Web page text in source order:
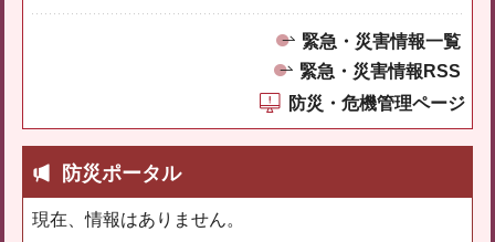
緊急・災害情報一覧
緊急・災害情報RSS
防災・危機管理ページ
防災ポータル
現在、情報はありません。